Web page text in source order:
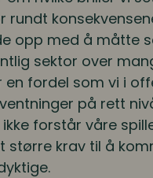
rundt
opp med å måtte
sektor over
en fordel som vi i
på rett
forstår våre
større krav til å